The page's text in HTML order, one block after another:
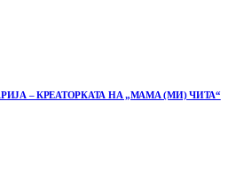
– КРЕАТОРКАТА НА „МАМА (МИ) ЧИТА“